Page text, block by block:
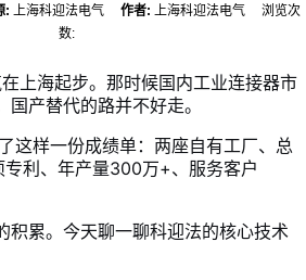
: 上海科迎法电气 作者: 上海科迎法电气 浏览次
数:
上海起步。那时候国内工业连接器市
产替代的路并不好走。
这样一份成绩单：两座自有工厂、总
利、年产量300万+、服务客户
积累。今天聊一聊科迎法的核心技术